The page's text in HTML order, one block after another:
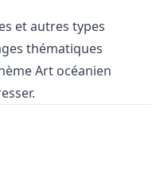
etautres types
thématiques
Art océanien